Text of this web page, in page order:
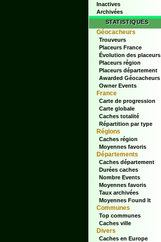
Inactives
Archivées
STATISTIQUES
Géocacheurs
Trouveurs
Placeurs France
Évolution des placeurs
Placeurs région
Placeurs département
Awarded Géocacheurs
Owner Events
France
Carte de progression
Carte globale
Caches totalité
Répartition par type
Régions
Caches région
Moyennes favoris
Départements
Caches département
Durées caches
Nombre Events
Moyennes favoris
Taux archivées
Moyennes Found It
Communes
Top communes
Caches ville
Divers
Caches en Europe